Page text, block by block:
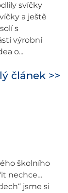
svíčky
a ještě
s
výrobní
o...
článek >>
školního
nechce…
jsme si